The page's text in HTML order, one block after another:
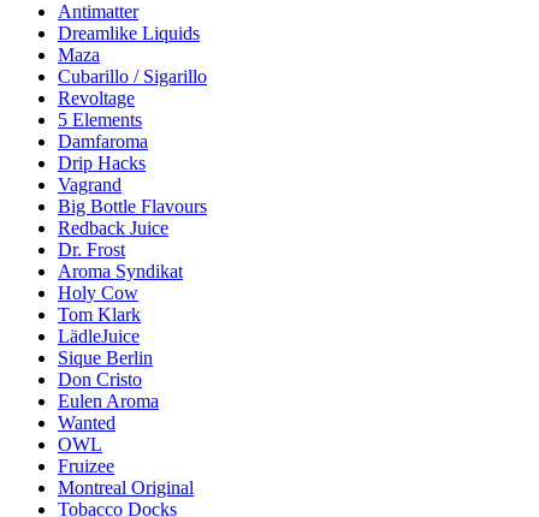
Antimatter
Dreamlike Liquids
Maza
Cubarillo / Sigarillo
Revoltage
5 Elements
Damfaroma
Drip Hacks
Vagrand
Big Bottle Flavours
Redback Juice
Dr. Frost
Aroma Syndikat
Holy Cow
Tom Klark
LädleJuice
Sique Berlin
Don Cristo
Eulen Aroma
Wanted
OWL
Fruizee
Montreal Original
Tobacco Docks